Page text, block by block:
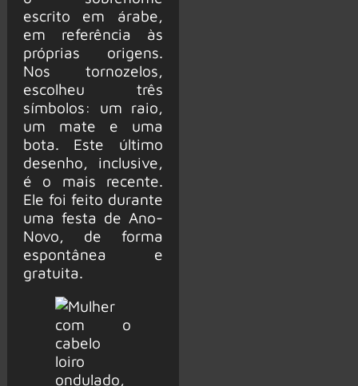
escrito em árabe,
em referência às
próprias origens.
Nos tornozelos,
escolheu três
símbolos: um raio,
um mate e uma
bota. Este último
desenho, inclusive,
é o mais recente.
Ele foi feito durante
uma festa de Ano-
Novo, de forma
espontânea e
gratuita.